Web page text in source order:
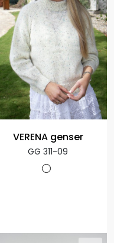
VERENA genser
GG 311-09